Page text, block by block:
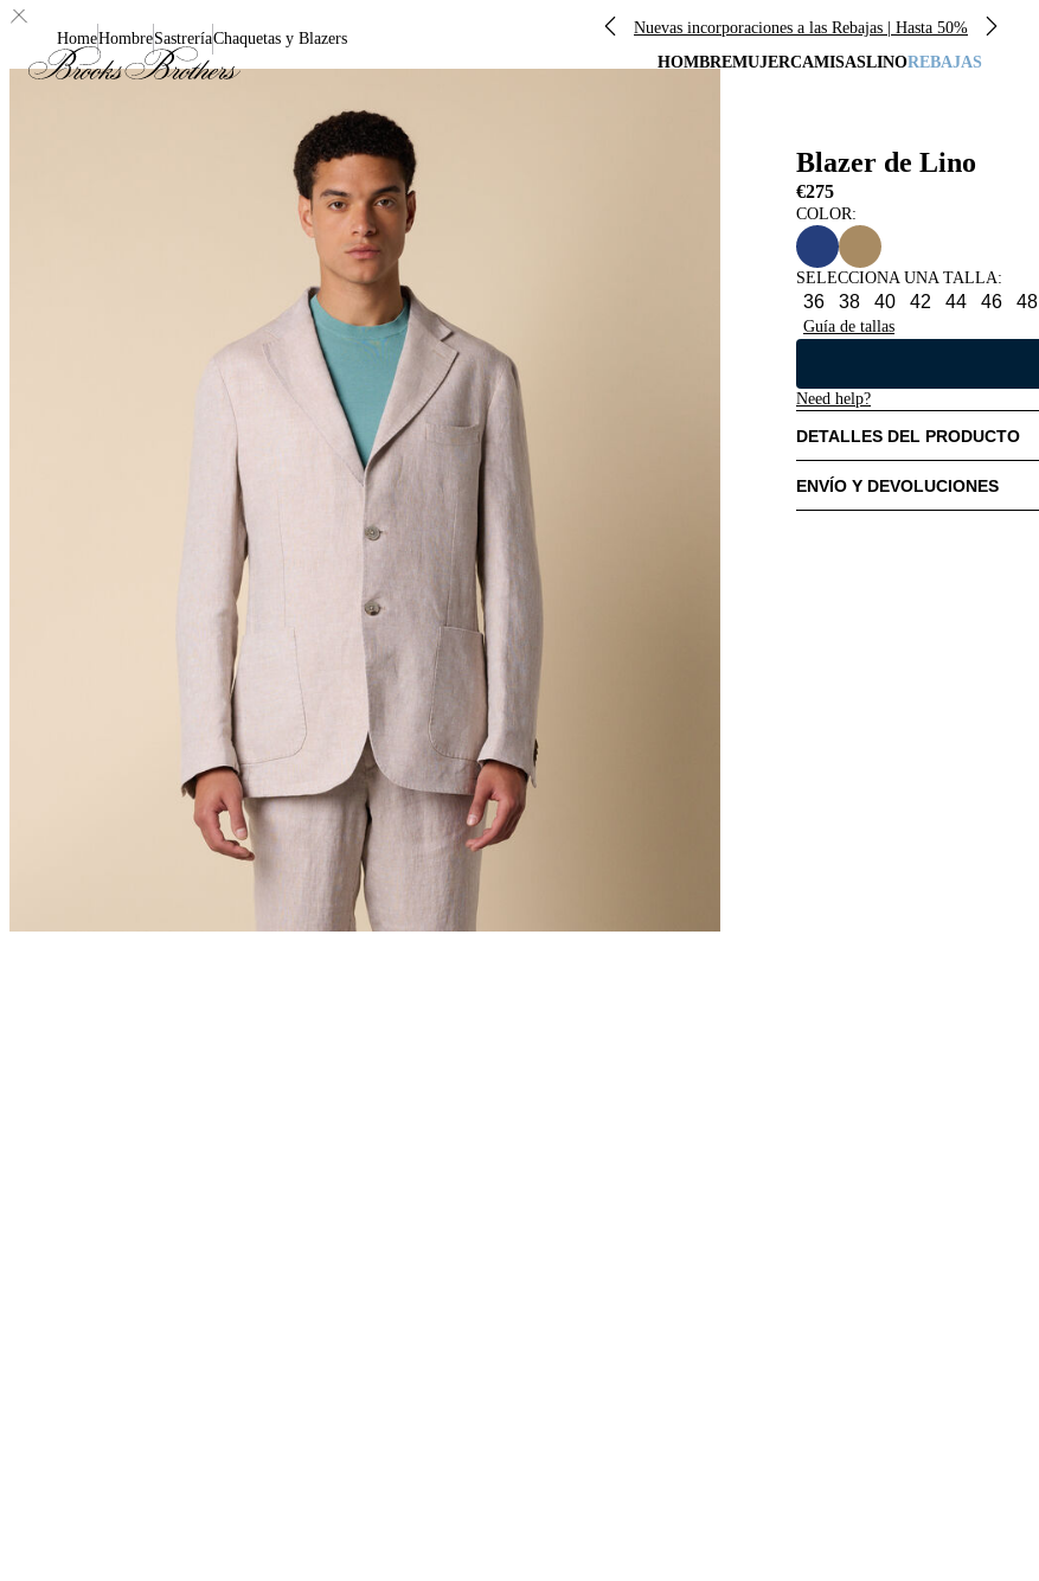
Nuevas incorporaciones a las Rebajas | Hasta 50%
HOMBREMUJERCAMISASLINOREBAJAS
HomeHombreSastreríaChaquetas y Blazers
Blazer de Lino
€275
COLOR:
SELECCIONA UNA TALLA:
36 38 40 42 44 46 48
Guía de tallas
Need help?
DETALLES DEL PRODUCTO
ENVÍO Y DEVOLUCIONES